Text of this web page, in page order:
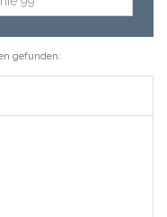
gefunden: